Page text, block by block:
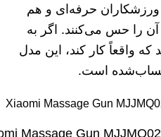
حرفه‌ای و هم
را حس می‌کنند. اگر به
که واقعاً کار کند، این مدل
حساب‌شده است.